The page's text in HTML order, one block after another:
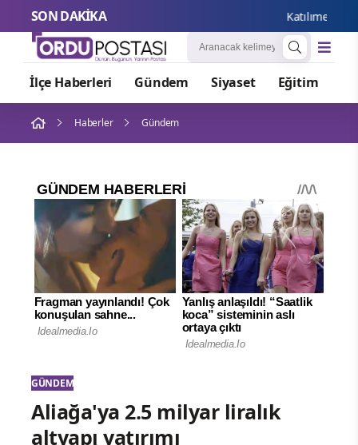
SON DAKİKA Katılımevim’in
İlçe Haberleri Gündem Siyaset Eğitim
Haberler Gündem
GÜNDEM
Aliağa'ya 2.5 milyar liralık
altyapı yatırımı